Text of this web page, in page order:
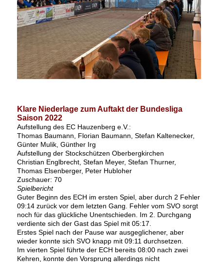
Klare Niederlage zum Auftakt der Bundesliga
Saison 2022
Aufstellung des EC Hauzenberg e.V.:
Thomas Baumann, Florian Baumann, Stefan Kaltenecker,
Günter Mulik, Günther Irg
Aufstellung der Stockschützen Oberbergkirchen
Christian Englbrecht, Stefan Meyer, Stefan Thurner,
Thomas Elsenberger, Peter Hubloher
Zuschauer: 70
Spielbericht
Guter Beginn des ECH im ersten Spiel, aber durch 2 Fehler
09:14 zurück vor dem letzten Gang. Fehler vom SVO sorgt
noch für das glückliche Unentschieden. Im 2. Durchgang
verdiente sich der Gast das Spiel mit 05:17.
Erstes Spiel nach der Pause war ausgeglichener, aber
wieder konnte sich SVO knapp mit 09:11 durchsetzen.
Im vierten Spiel führte der ECH bereits 08:00 nach zwei
Kehren, konnte den Vorsprung allerdings nicht